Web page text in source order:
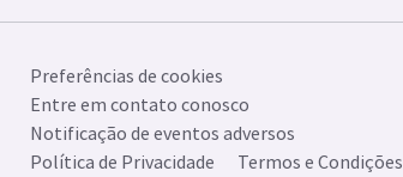
Preferências de cookies
Entre em contato conosco
Notificação de eventos adversos
Política de Privacidade
Termos e Condições